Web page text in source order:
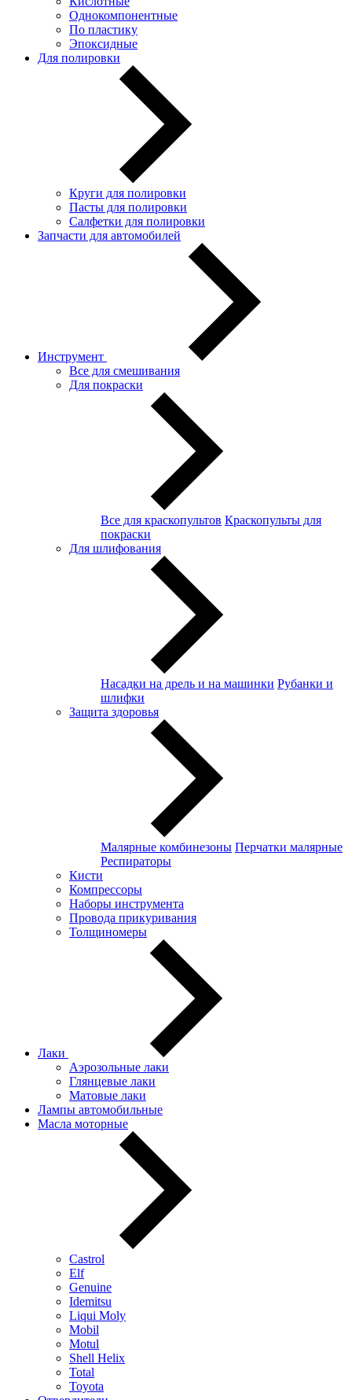
Однокомпонентные
По пластику
Эпоксидные
Для полировки
Круги для полировки
Пасты для полировки
Салфетки для полировки
Запчасти для автомобилей
Инструмент
Все для смешивания
Для покраски
Все для краскопультов Краскопульты для
покраски
Для шлифования
Насадки на дрель и на машинки Рубанки и
шлифки
Защита здоровья
Малярные комбинезоны Перчатки малярные
Респираторы
Кисти
Компрессоры
Наборы инструмента
Провода прикуривания
Толщиномеры
Лаки
Аэрозольные лаки
Глянцевые лаки
Матовые лаки
Лампы автомобильные
Масла моторные
Castrol
Elf
Genuine
Idemitsu
Liqui Moly
Mobil
Motul
Shell Helix
Total
Toyota